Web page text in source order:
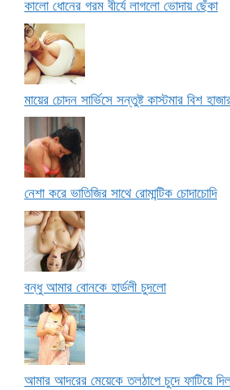
কালো ধোনের গরম বীর্যে লাগলো ভোদায় ছেঁকা
মায়ের চোদন সার্ভিসে সন্তুষ্ট কাস্টমার বিশ
নেশা করে ভাতিজির সাথে রোমান্টিক চোদাচোদি
বন্ধু আমার বোনকে হার্ডলী চুদলো
আমার আদরের মেয়েকে তলঠাপে চুদে ফাটিয়ে